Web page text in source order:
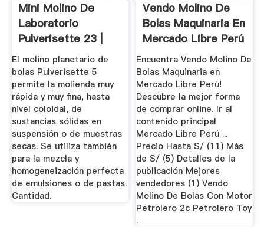
Mini Molino De
Laboratorio
Pulverisette 23 |
Laval Lab
El molino planetario de
bolas Pulverisette 5
permite la molienda muy
rápida y muy fina, hasta
nivel coloidal, de
sustancias sólidas en
suspensión o de muestras
secas. Se utiliza también
para la mezcla y
homogeneización perfecta
de emulsiones o de pastas.
Cantidad.
Vendo Molino De
Bolas Maquinaria En
Mercado Libre Perú
Encuentra Vendo Molino De
Bolas Maquinaria en
Mercado Libre Perú!
Descubre la mejor forma
de comprar online. Ir al
contenido principal
Mercado Libre Perú ...
Precio Hasta S/ (11) Más
de S/ (5) Detalles de la
publicación Mejores
vendedores (1) Vendo
Molino De Bolas Con Motor
Petrolero 2c Petrolero Toy
.